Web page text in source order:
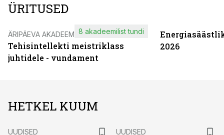
ÜRITUSED
ÄRIPÄEVA AKADEEMIA
Tehisintellekti meistriklass
juhtidele - vundament
8 akadeemilist tundi
2026
HETKEL KUUM
UUDISED UUDISED